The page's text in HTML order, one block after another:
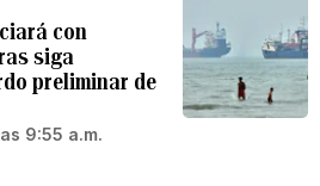
con
siga
preliminar de
9:55 a.m.